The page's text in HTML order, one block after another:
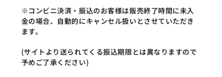
※コンビニ決済・振込のお客様は販売終了時間に未入
金の場合、自動的にキャンセル扱いとさせていただき
ます。
(サイトより送られてくる振込期限とは異なりますので
予めご了承ください)